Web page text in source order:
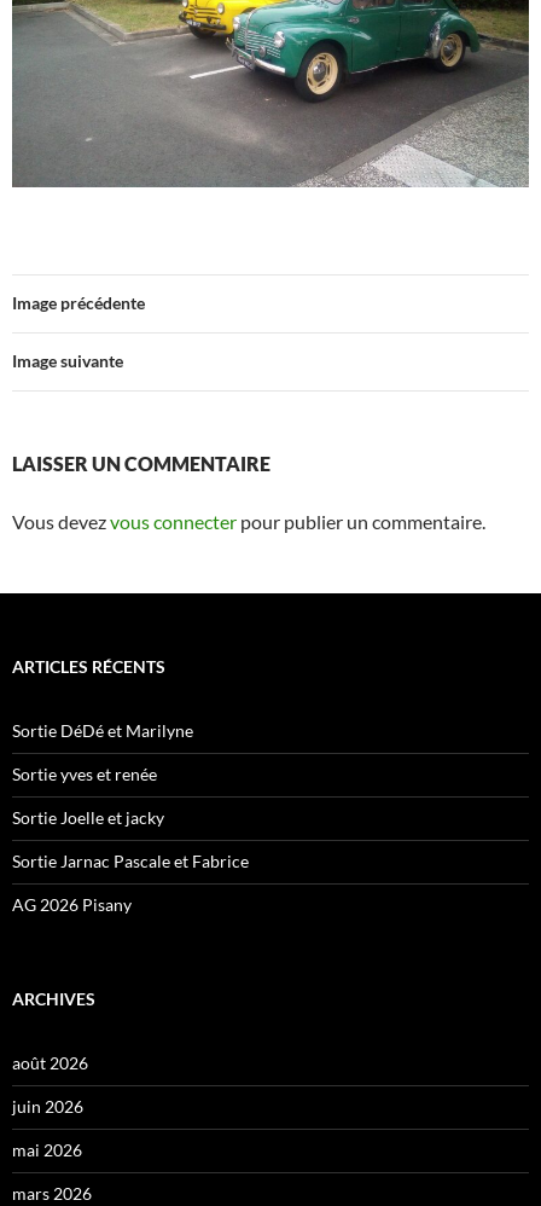
Image précédente
Image suivante
LAISSER UN COMMENTAIRE
Vous devezvous connecter pour publier un commentaire.
ARTICLES RÉCENTS
Sortie DéDé et Marilyne
Sortie yves et renée
Sortie Joelle et jacky
Sortie Jarnac Pascale et Fabrice
AG 2026 Pisany
ARCHIVES
août 2026
juin 2026
mai 2026
mars 2026